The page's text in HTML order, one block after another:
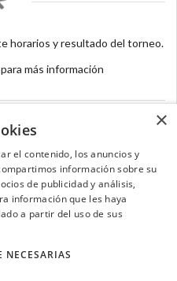
horarios y resultado del torneo.
más información
de NextCaddy
Contacta
×
el contenido, los anuncios y
información sobre su
de publicidad y análisis,
información que les haya
a partir del uso de sus
NECESARIAS